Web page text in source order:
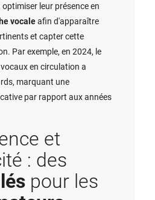
leur présence en
vocaleafin d'apparaître
et capter cette
Par exemple, en 2024, le
en circulation a
marquant une
par rapport aux années
et
: des
pour les